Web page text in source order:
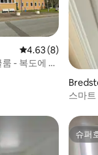
평점 4.63점(5점
4.63 (8)
- 복도에 욕
스마
슈퍼
슈퍼